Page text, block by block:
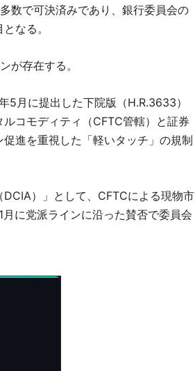
数で可決済みであり、銀行委員会の
なる。
が存在する。
月に提出した下院版（H.R.3633）
コモディティ（CFTC管轄）と証券
促進を重視した「軽いタッチ」の規制
）」として、CFTCによる現物市
に党派ラインに沿った賛否で委員会